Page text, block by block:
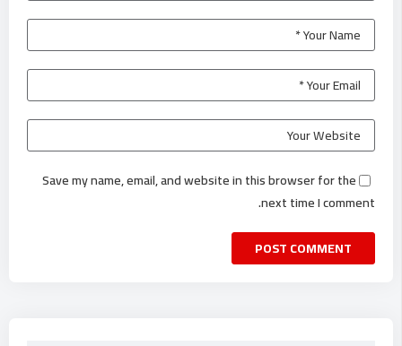
Save my name, email, and website in this browser for the
next time I comment.